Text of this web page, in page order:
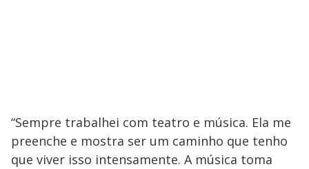
“Sempre trabalhei com teatro e música. Ela me
preenche e mostra ser um caminho que tenho
que viver isso intensamente. A música toma